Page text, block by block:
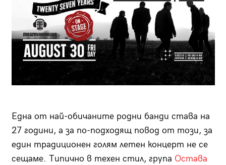
Една от най-обичаните родни банди става на
27 години, а за по-подходящ повод от този, за
един традиционен голям летен концерт не се
сещаме. Типично в техен стил, група Остава